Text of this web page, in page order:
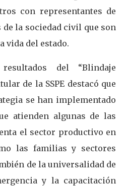
con representantes de
la sociedad civil que son
vida del estado.
del “Blindaje
de la SSPE destacó que
se han implementado
atienden algunas de las
el sector productivo en
las familias y sectores
de la universalidad de
y la capacitación